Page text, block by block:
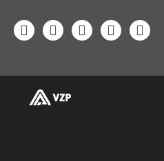
FacebookLinkedIn YouTube InstagramTwitter